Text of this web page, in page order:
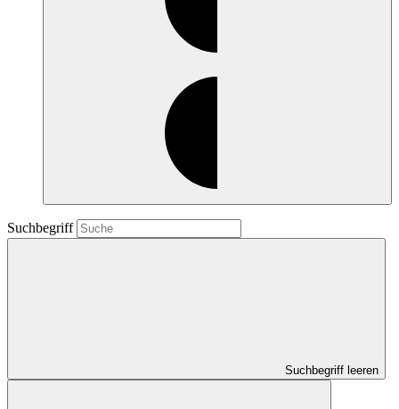
Suchbegriff
Suchbegriff leeren